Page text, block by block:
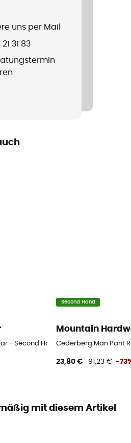
uns per Mail
31 83
- Second Hand Hose - Herren -
Second Hand
Mountain
Cederberg Man Pant
23,80 € 91,23 € -
mit diesem Artikel